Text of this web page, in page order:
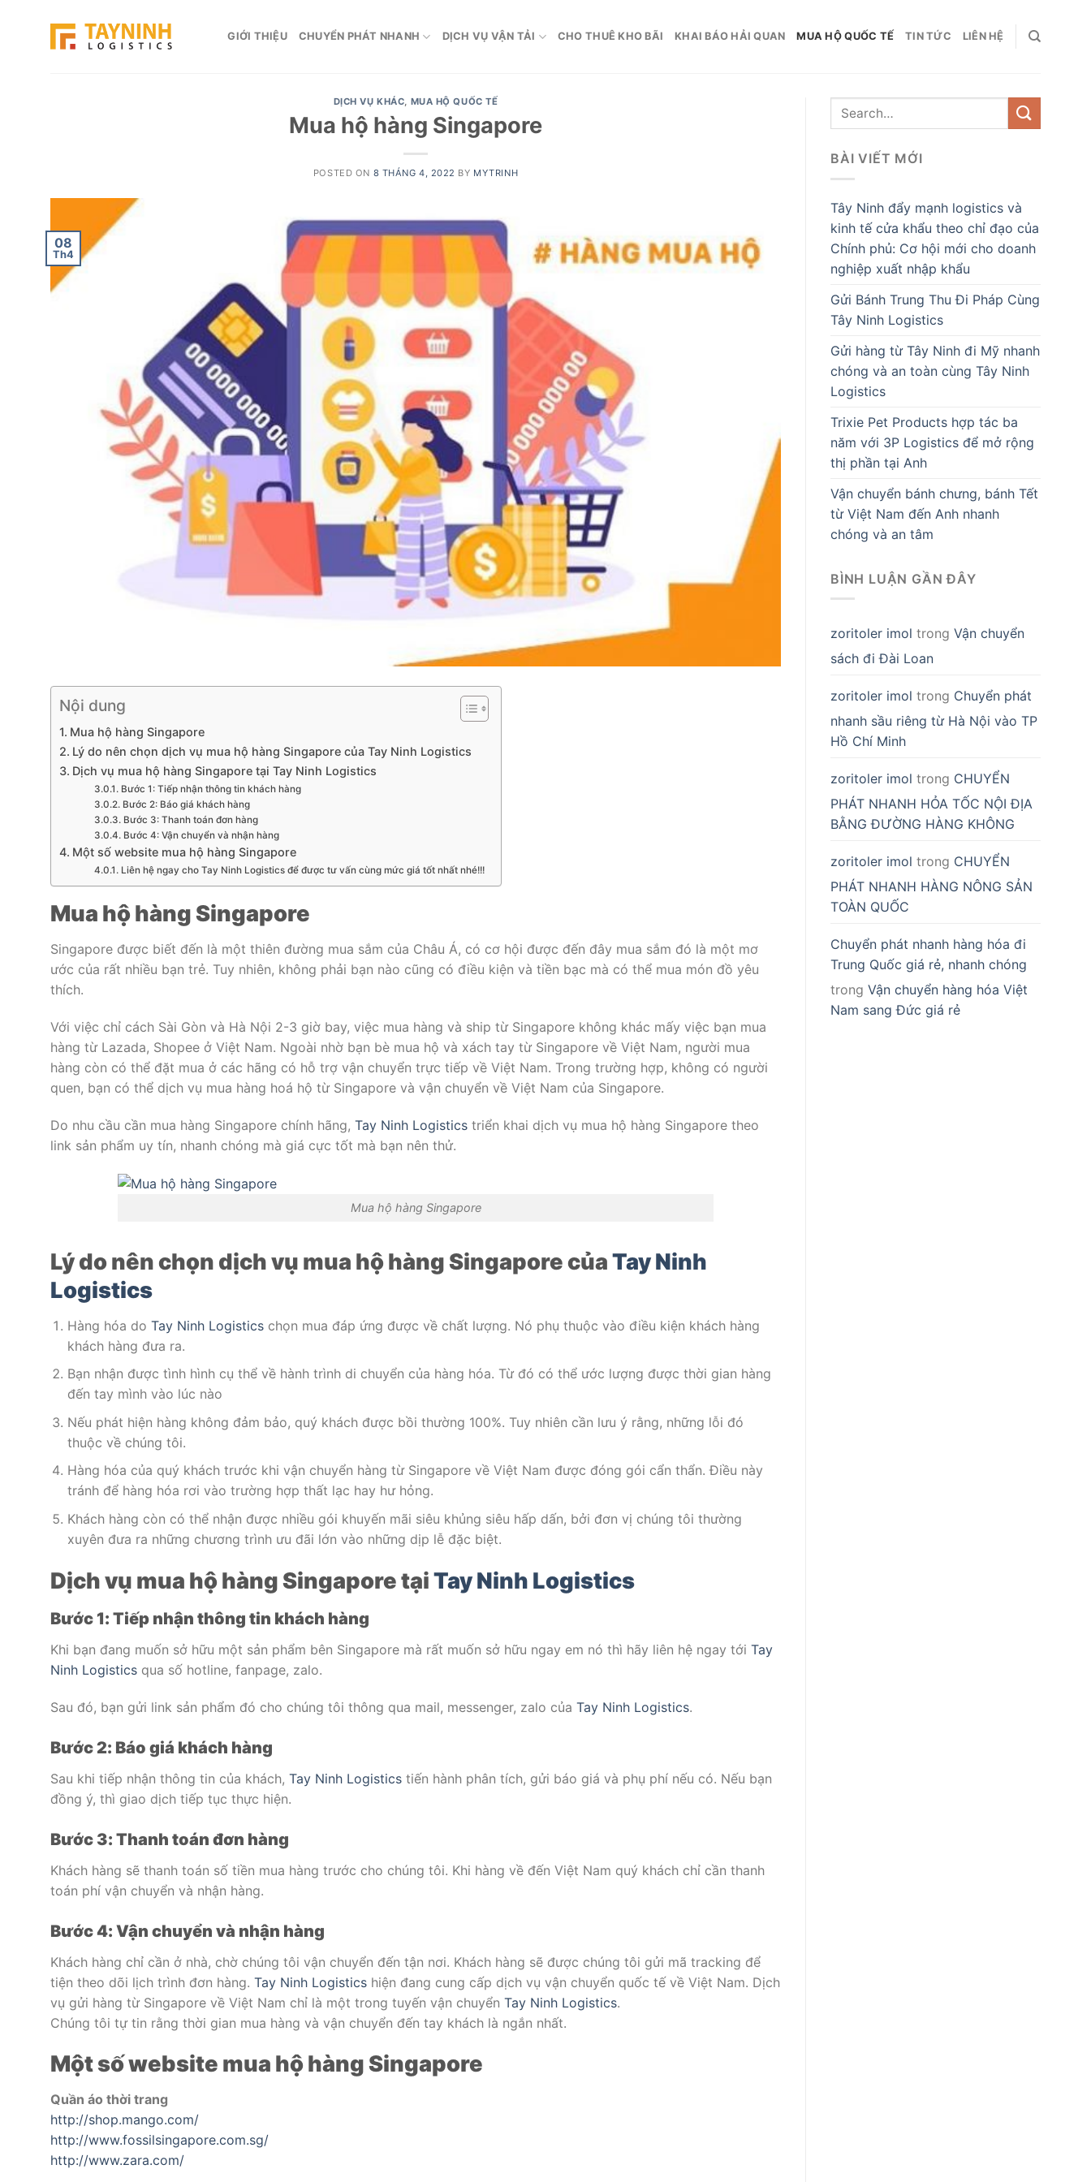
GIỚI THIỆU CHUYỂN PHÁT NHANH DỊCH VỤ VẬN TẢI CHO THUÊ KHO BÃI KHAI BÁO HẢI QUAN MUA HỘ QUỐC TẾ TIN TỨC LIÊN HỆ
DỊCH VỤ KHÁC, MUA HỘ QUỐC TẾ
Mua hộ hàng Singapore
POSTED ON 8 THÁNG 4, 2022 BY MYTRINH
08
Th4
Nội dung
Mua hộ hàng Singapore
Lý do nên chọn dịch vụ mua hộ hàng Singapore của Tay Ninh Logistics
Dịch vụ mua hộ hàng Singapore tại Tay Ninh Logistics
Bước 1: Tiếp nhận thông tin khách hàng
Bước 2: Báo giá khách hàng
Bước 3: Thanh toán đơn hàng
Bước 4: Vận chuyển và nhận hàng
Một số website mua hộ hàng Singapore
Liên hệ ngay cho Tay Ninh Logistics để được tư vấn cùng mức giá tốt nhất nhé!!!
Mua hộ hàng Singapore
Singapore được biết đến là một thiên đường mua sắm của Châu Á, có cơ hội được đến đây mua sắm đó là một mơ
ước của rất nhiều bạn trẻ. Tuy nhiên, không phải bạn nào cũng có điều kiện và tiền bạc mà có thể mua món đồ yêu
thích.
Với việc chỉ cách Sài Gòn và Hà Nội 2-3 giờ bay, việc mua hàng và ship từ Singapore không khác mấy việc bạn mua
hàng từ Lazada, Shopee ở Việt Nam. Ngoài nhờ bạn bè mua hộ và xách tay từ Singapore về Việt Nam, người mua
hàng còn có thể đặt mua ở các hãng có hỗ trợ vận chuyển trực tiếp về Việt Nam. Trong trường hợp, không có người
quen, bạn có thể dịch vụ mua hàng hoá hộ từ Singapore và vận chuyển về Việt Nam của Singapore.
Do nhu cầu cần mua hàng Singapore chính hãng, Tay Ninh Logistics triển khai dịch vụ mua hộ hàng Singapore theo
link sản phẩm uy tín, nhanh chóng mà giá cực tốt mà bạn nên thử.
Mua hộ hàng Singapore
Lý do nên chọn dịch vụ mua hộ hàng Singapore củaTay Ninh
Logistics
Hàng hóa do Tay Ninh Logisticschọn mua đáp ứng được về chất lượng. Nó phụ thuộc vào điều kiện khách hàng
khách hàng đưa ra.
Bạn nhận được tình hình cụ thể về hành trình di chuyển của hàng hóa. Từ đó có thể ước lượng được thời gian hàng
đến tay mình vào lúc nào
Nếu phát hiện hàng không đảm bảo, quý khách được bồi thường 100%. Tuy nhiên cần lưu ý rằng, những lỗi đó
thuộc về chúng tôi.
Hàng hóa của quý khách trước khi vận chuyển hàng từ Singapore về Việt Nam được đóng gói cẩn thẩn. Điều này
tránh để hàng hóa rơi vào trường hợp thất lạc hay hư hỏng.
Khách hàng còn có thể nhận được nhiều gói khuyến mãi siêu khủng siêu hấp dấn, bởi đơn vị chúng tôi thường
xuyên đưa ra những chương trình ưu đãi lớn vào những dịp lễ đặc biệt.
Dịch vụ mua hộ hàng Singapore tạiTay Ninh Logistics
Bước 1: Tiếp nhận thông tin khách hàng
Khi bạn đang muốn sở hữu một sản phẩm bên Singapore mà rất muốn sở hữu ngay em nó thì hãy liên hệ ngay tới Tay
Ninh Logistics qua số hotline, fanpage, zalo.
Sau đó, bạn gửi link sản phẩm đó cho chúng tôi thông qua mail, messenger, zalo của Tay Ninh Logistics.
Bước 2: Báo giá khách hàng
Sau khi tiếp nhận thông tin của khách, Tay Ninh Logistics tiến hành phân tích, gửi báo giá và phụ phí nếu có. Nếu bạn
đồng ý, thì giao dịch tiếp tục thực hiện.
Bước 3: Thanh toán đơn hàng
Khách hàng sẽ thanh toán số tiền mua hàng trước cho chúng tôi. Khi hàng về đến Việt Nam quý khách chỉ cần thanh
toán phí vận chuyển và nhận hàng.
Bước 4: Vận chuyển và nhận hàng
Khách hàng chỉ cần ở nhà, chờ chúng tôi vận chuyển đến tận nơi. Khách hàng sẽ được chúng tôi gửi mã tracking để
tiện theo dõi lịch trình đơn hàng. Tay Ninh Logistics hiện đang cung cấp dịch vụ vận chuyển quốc tế về Việt Nam. Dịch
vụ gửi hàng từ Singapore về Việt Nam chỉ là một trong tuyến vận chuyển Tay Ninh Logistics.
Chúng tôi tự tin rằng thời gian mua hàng và vận chuyển đến tay khách là ngắn nhất.
Một số website mua hộ hàng Singapore
Quần áo thời trang
http://shop.mango.com/
http://www.fossilsingapore.com.sg/
http://www.zara.com/
BÀI VIẾT MỚI
Tây Ninh đẩy mạnh logistics và
kinh tế cửa khẩu theo chỉ đạo của
Chính phủ: Cơ hội mới cho doanh
nghiệp xuất nhập khẩu
Gửi Bánh Trung Thu Đi Pháp Cùng
Tây Ninh Logistics
Gửi hàng từ Tây Ninh đi Mỹ nhanh
chóng và an toàn cùng Tây Ninh
Logistics
Trixie Pet Products hợp tác ba
năm với 3P Logistics để mở rộng
thị phần tại Anh
Vận chuyển bánh chưng, bánh Tết
từ Việt Nam đến Anh nhanh
chóng và an tâm
BÌNH LUẬN GẦN ĐÂY
zoritoler imol trong Vận chuyển
sách đi Đài Loan
zoritoler imol trong Chuyển phát
nhanh sầu riêng từ Hà Nội vào TP
Hồ Chí Minh
zoritoler imol trong CHUYỂN
PHÁT NHANH HỎA TỐC NỘI ĐỊA
BẰNG ĐƯỜNG HÀNG KHÔNG
zoritoler imol trong CHUYỂN
PHÁT NHANH HÀNG NÔNG SẢN
TOÀN QUỐC
Chuyển phát nhanh hàng hóa đi
Trung Quốc giá rẻ, nhanh chóng
trong Vận chuyển hàng hóa Việt
Nam sang Đức giá rẻ